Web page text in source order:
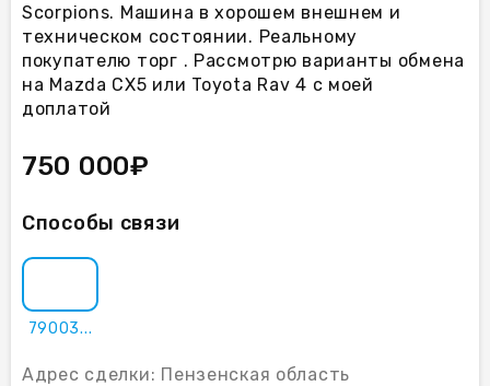
Scorpions. Машина в хорошем внешнем и
техническом состоянии. Реальному
покупателю торг . Рассмотрю варианты обмена
на Mazda CX5 или Toyota Rav 4 с моей
доплатой
750 000₽
Способы связи
79003...
Адрес сделки: Пензенская область